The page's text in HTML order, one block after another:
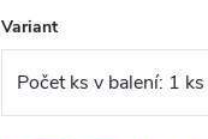
Variant